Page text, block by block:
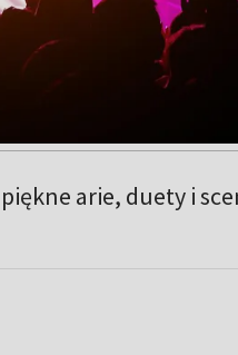
arie, duety i